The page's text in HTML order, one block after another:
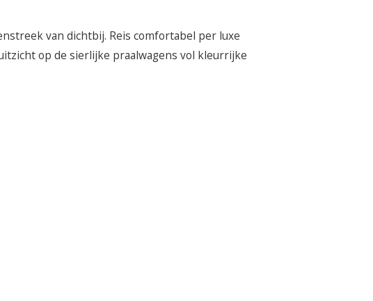
van dichtbij. Reis comfortabel per luxe
op de sierlijke praalwagens vol kleurrijke